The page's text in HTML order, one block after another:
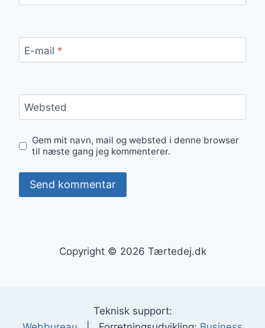
E-mail *
Websted
Gem mit navn, mail og websted i denne browser
til næste gang jeg kommenterer.
Copyright © 2026 Tærtedej.dk
Teknisk support: